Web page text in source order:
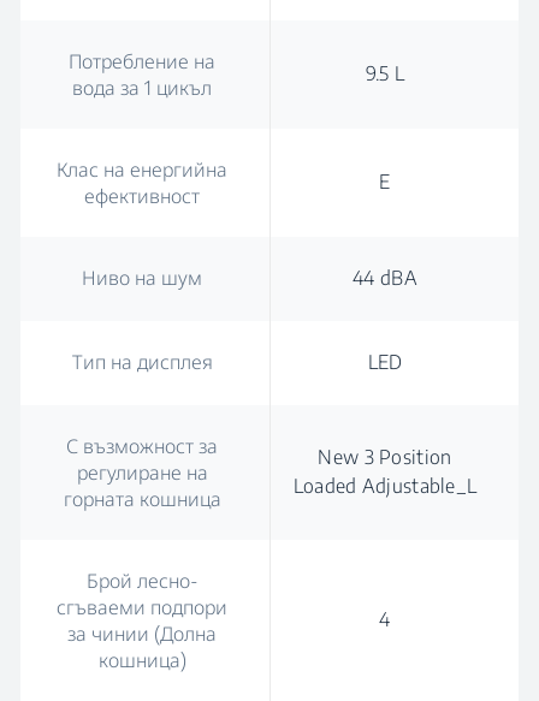
Потребление на
вода за 1 цикъл
9.5 L
Клас на енергийна
ефективност
E
Ниво на шум 44 dBA
Тип на дисплея LED
С възможност за
регулиране на
горната кошница
New 3 Position
Loaded Adjustable_L
Брой лесно-
сгъваеми подпори
за чинии (Долна
кошница)
4